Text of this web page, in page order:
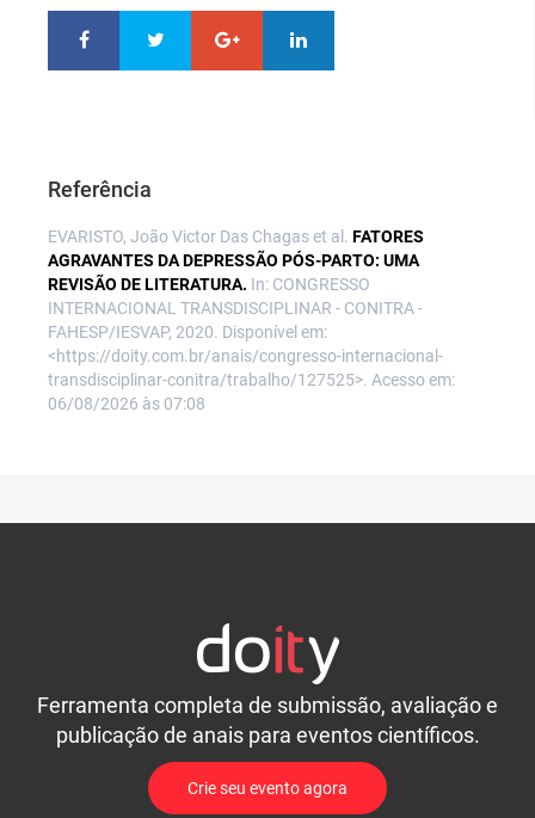
Referência
EVARISTO, João Victor Das Chagas et al. FATORES
AGRAVANTES DA DEPRESSÃO PÓS-PARTO: UMA
REVISÃO DE LITERATURA. In: CONGRESSO
INTERNACIONAL TRANSDISCIPLINAR - CONITRA -
FAHESP/IESVAP, 2020. Disponível em:
<https://doity.com.br/anais/congresso-internacional-
transdisciplinar-conitra/trabalho/127525>. Acesso em:
06/08/2026 às 07:08
Ferramenta completa de submissão, avaliação e
publicação de anais para eventos científicos.
Crie seu evento agora